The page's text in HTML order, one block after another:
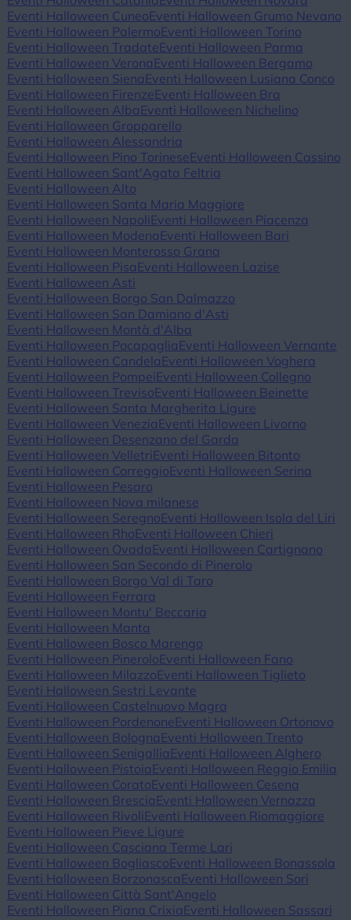
Eventi Halloween CuneoEventi Halloween Grumo Nevano
Eventi Halloween PalermoEventi Halloween Torino
Eventi Halloween TradateEventi Halloween Parma
Eventi Halloween Verona Eventi Halloween Bergamo
Eventi Halloween Siena Eventi Halloween Lusiana Conco
Eventi Halloween FirenzeEventi Halloween Bra
Eventi Halloween Alba Eventi Halloween Nichelino
Eventi Halloween Gropparello
Eventi Halloween Alessandria
Eventi Halloween Pino TorineseEventi Halloween Cassino
Eventi Halloween Sant'Agata Feltria
Eventi Halloween Alto
Eventi Halloween Santa Maria Maggiore
Eventi Halloween NapoliEventi Halloween Piacenza
Eventi Halloween Modena Eventi Halloween Bari
Eventi Halloween Monterosso Grana
Eventi Halloween Pisa Eventi Halloween Lazise
Eventi Halloween Asti
Eventi Halloween Borgo San Dalmazzo
Eventi Halloween San Damiano d'Asti
Eventi Halloween Montà d'Alba
Eventi Halloween Pocapaglia Eventi Halloween Vernante
Eventi Halloween Candela Eventi Halloween Voghera
Eventi Halloween PompeiEventi Halloween Collegno
Eventi Halloween TrevisoEventi Halloween Beinette
Eventi Halloween Santa Margherita Ligure
Eventi Halloween Venezia Eventi Halloween Livorno
Eventi Halloween Desenzano del Garda
Eventi Halloween VelletriEventi Halloween Bitonto
Eventi Halloween CorreggioEventi Halloween Serina
Eventi Halloween Pesaro
Eventi Halloween Nova milanese
Eventi Halloween SeregnoEventi Halloween Isola del Liri
Eventi Halloween RhoEventi Halloween Chieri
Eventi Halloween Ovada Eventi Halloween Cartignano
Eventi Halloween San Secondo di Pinerolo
Eventi Halloween Borgo Val di Taro
Eventi Halloween Ferrara
Eventi Halloween Montu' Beccaria
Eventi Halloween Manta
Eventi Halloween Bosco Marengo
Eventi Halloween PineroloEventi Halloween Fano
Eventi Halloween MilazzoEventi Halloween Tiglieto
Eventi Halloween Sestri Levante
Eventi Halloween Castelnuovo Magra
Eventi Halloween PordenoneEventi Halloween Ortonovo
Eventi Halloween Bologna Eventi Halloween Trento
Eventi Halloween Senigallia Eventi Halloween Alghero
Eventi Halloween Pistoia Eventi Halloween Reggio Emilia
Eventi Halloween CoratoEventi Halloween Cesena
Eventi Halloween Brescia Eventi Halloween Vernazza
Eventi Halloween RivoliEventi Halloween Riomaggiore
Eventi Halloween Pieve Ligure
Eventi Halloween Casciana Terme Lari
Eventi Halloween BogliascoEventi Halloween Bonassola
Eventi Halloween Borzonasca Eventi Halloween Sori
Eventi Halloween Città Sant'Angelo
Eventi Halloween Piana Crixia Eventi Halloween Sassari